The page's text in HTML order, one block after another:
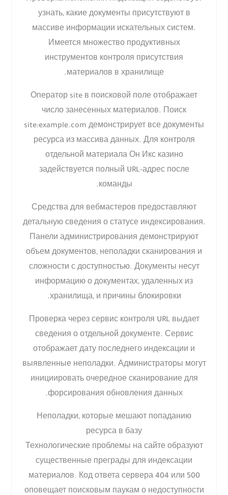
узнать, какие документы присутствуют в
массиве информации искательных систем.
Имеется множество продуктивных
инструментов контроля присутствия
материалов в хранилище.
Оператор site в поисковой поле отображает
число занесенных материалов. Поиск
site:example.com демонстрирует все документы
ресурса из массива данных. Для контроля
отдельной материала Он Икс казино
задействуется полный URL-адрес после
команды.
Средства для вебмастеров предоставляют
детальную сведения о статусе индексирования.
Панели администрирования демонстрируют
объем документов, неполадки сканирования и
сложности с доступностью. Документы несут
информацию о документах, удаленных из
хранилища, и причины блокировки.
Проверка через сервис контроля URL выдает
сведения о отдельной документе. Сервис
отображает дату последнего индексации и
выявленные неполадки. Администраторы могут
инициировать очередное сканирование для
форсирования обновления данных.
Неполадки, которые мешают попаданию
ресурса в базу
Технологические проблемы на сайте образуют
существенные преграды для индексации
материалов. Код ответа сервера 404 или 500
оповещает поисковым паукам о недоступности